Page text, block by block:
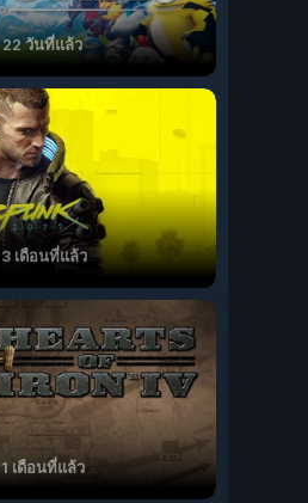
22 วันที่แล้ว
3 เดือนที่แล้ว
1 เดือนที่แล้ว